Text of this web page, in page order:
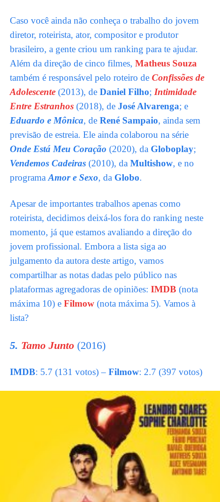
Caso você ainda não conheça o trabalho do jovem
diretor, roteirista, ator, compositor e produtor
brasileiro, a gente criou um ranking para te ajudar.
Além da direção de cinco filmes, Matheus Souza
também é responsável pelo roteiro de Confissões de
Adolescente (2013), de Daniel Filho; Intimidade
Entre Estranhos (2018), de José Alvarenga; e
Eduardo e Mônica, de René Sampaio, ainda sem
previsão de estreia. Ele ainda colaborou na série
Onde Está Meu Coração (2020), da Globoplay;
Vendemos Cadeiras (2010), da Multishow, e no
programa Amor e Sexo, da Globo.
Apesar de importantes trabalhos apenas como
roteirista, decidimos deixá-los fora do ranking neste
momento, já que estamos avaliando a direção do
jovem profissional. Embora a lista siga ao
julgamento da autora deste artigo, vamos
compartilhar as notas dadas pelo público nas
plataformas agregadoras de opiniões: IMDB (nota
máxima 10) e Filmow (nota máxima 5). Vamos à
lista?
5. Tamo Junto (2016)
IMDB: 5.7 (131 votos) – Filmow: 2.7 (397 votos)